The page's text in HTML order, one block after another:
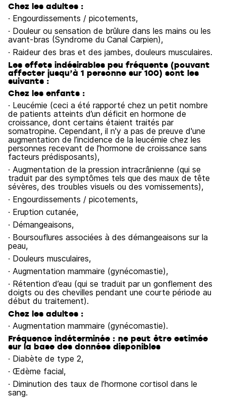
Chez les adultes :
· Engourdissements / picotements,
· Douleur ou sensation de brûlure dans les mains ou les
avant-bras (Syndrome du Canal Carpien),
· Raideur des bras et des jambes, douleurs musculaires.
Les effets indésirables peu fréquents (pouvant
affecter jusqu’à 1 personne sur 100) sont les
suivants :
Chez les enfants :
· Leucémie (ceci a été rapporté chez un petit nombre
de patients atteints d’un déficit en hormone de
croissance, dont certains étaient traités par
somatropine. Cependant, il n'y a pas de preuve d'une
augmentation de l’incidence de la leucémie chez les
personnes recevant de l’hormone de croissance sans
facteurs prédisposants),
· Augmentation de la pression intracrânienne (qui se
traduit par des symptômes tels que des maux de tête
sévères, des troubles visuels ou des vomissements),
· Engourdissements / picotements,
· Eruption cutanée,
· Démangeaisons,
· Boursouflures associées à des démangeaisons sur la
peau,
· Douleurs musculaires,
· Augmentation mammaire (gynécomastie),
· Rétention d’eau (qui se traduit par un gonflement des
doigts ou des chevilles pendant une courte période au
début du traitement).
Chez les adultes :
· Augmentation mammaire (gynécomastie).
Fréquence indéterminée : ne peut être estimée
sur la base des données disponibles
· Diabète de type 2,
· Œdème facial,
· Diminution des taux de l’hormone cortisol dans le
sang.